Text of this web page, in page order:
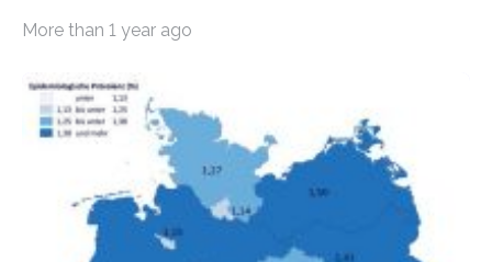
Bundesinstitut für Bevölkerungsforschung (BiB)
gesamten Einkommen zwischen 1990 und 2020 für
unterschiedliche Einkommensgruppen sowie für in
Deutschland geborene Menschen und Zugewanderte
verändert hat. Das Ergebnis: Während Personen mit
hohen Einkommen (oberstes Quintil der Verteilung der
Nettoäquivalenzeinkommen) nur einen moderaten
Anstieg des Mietanteils am Gesamteinkommen
More than 1 year ago